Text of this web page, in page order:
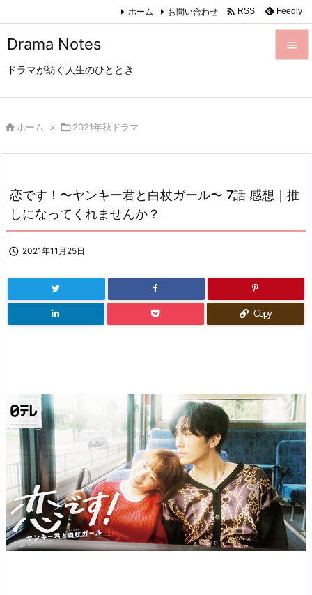
Drama Notes
ドラマが紡ぐ人生のひととき

次へ
検索
ホーム お問い合わせ  RSS Feedly
 ホーム > 2021年秋ドラマ
恋です！〜ヤンキー君と白杖ガール〜 7話 感想｜推
しになってくれませんか？
 2021年11月25日
Copy